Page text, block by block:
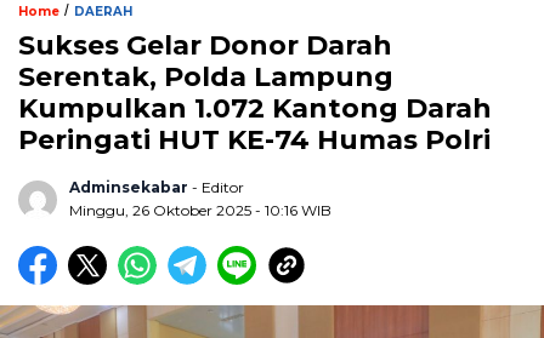
Home / DAERAH
Sukses Gelar Donor Darah
Serentak, Polda Lampung
Kumpulkan 1.072 Kantong Darah
Peringati HUT KE-74 Humas Polri
Adminsekabar - Editor
Minggu, 26 Oktober 2025 - 10:16 WIB